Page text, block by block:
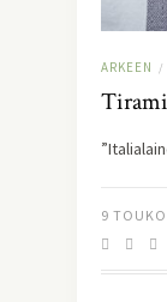
ARKEEN /
9